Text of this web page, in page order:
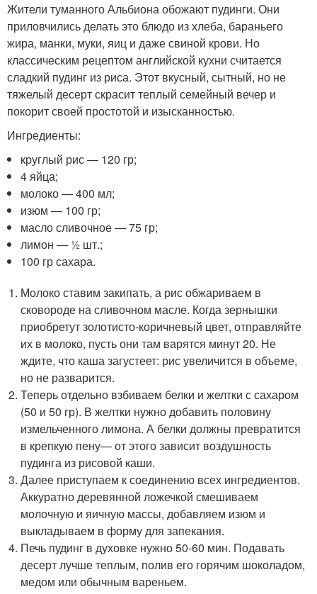
Жители туманного Альбиона обожают пудинги. Они
приловчились делать это блюдо из хлеба, бараньего
жира, манки, муки, яиц и даже свиной крови. Но
классическим рецептом английской кухни считается
сладкий пудинг из риса. Этот вкусный, сытный, но не
тяжелый десерт скрасит теплый семейный вечер и
покорит своей простотой и изысканностью.
Ингредиенты:
круглый рис — 120 гр;
4 яйца;
молоко — 400 мл;
изюм — 100 гр;
масло сливочное — 75 гр;
лимон — ½ шт.;
100 гр сахара.
Молоко ставим закипать, а рис обжариваем в
сковороде на сливочном масле. Когда зернышки
приобретут золотисто-коричневый цвет, отправляйте
их в молоко, пусть они там варятся минут 20. Не
ждите, что каша загустеет: рис увеличится в объеме,
но не разварится.
Теперь отдельно взбиваем белки и желтки с сахаром
(50 и 50 гр). В желтки нужно добавить половину
измельченного лимона. А белки должны превратится
в крепкую пену— от этого зависит воздушность
пудинга из рисовой каши.
Далее приступаем к соединению всех ингредиентов.
Аккуратно деревянной ложечкой смешиваем
молочную и яичную массы, добавляем изюм и
выкладываем в форму для запекания.
Печь пудинг в духовке нужно 50-60 мин. Подавать
десерт лучше теплым, полив его горячим шоколадом,
медом или обычным вареньем.